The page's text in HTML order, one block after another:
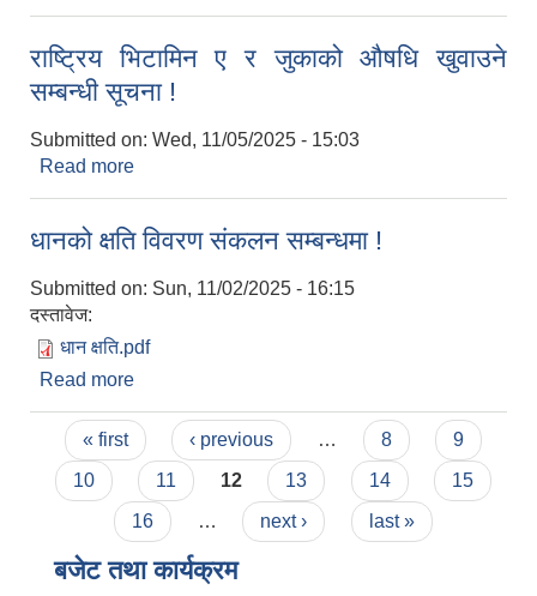
राष्ट्रिय भिटामिन ए र जुकाको औषधि खुवाउने
सम्बन्धी सूचना !
Submitted on: Wed, 11/05/2025 - 15:03
Read more
धानको क्षति विवरण संकलन सम्बन्धमा !
Submitted on: Sun, 11/02/2025 - 16:15
दस्तावेज:
धान क्षति.pdf
Read more
Pages
« first ‹ previous … 8
9
10
11 12 13 14
15
16
… next › last »
बजेट तथा कार्यक्रम